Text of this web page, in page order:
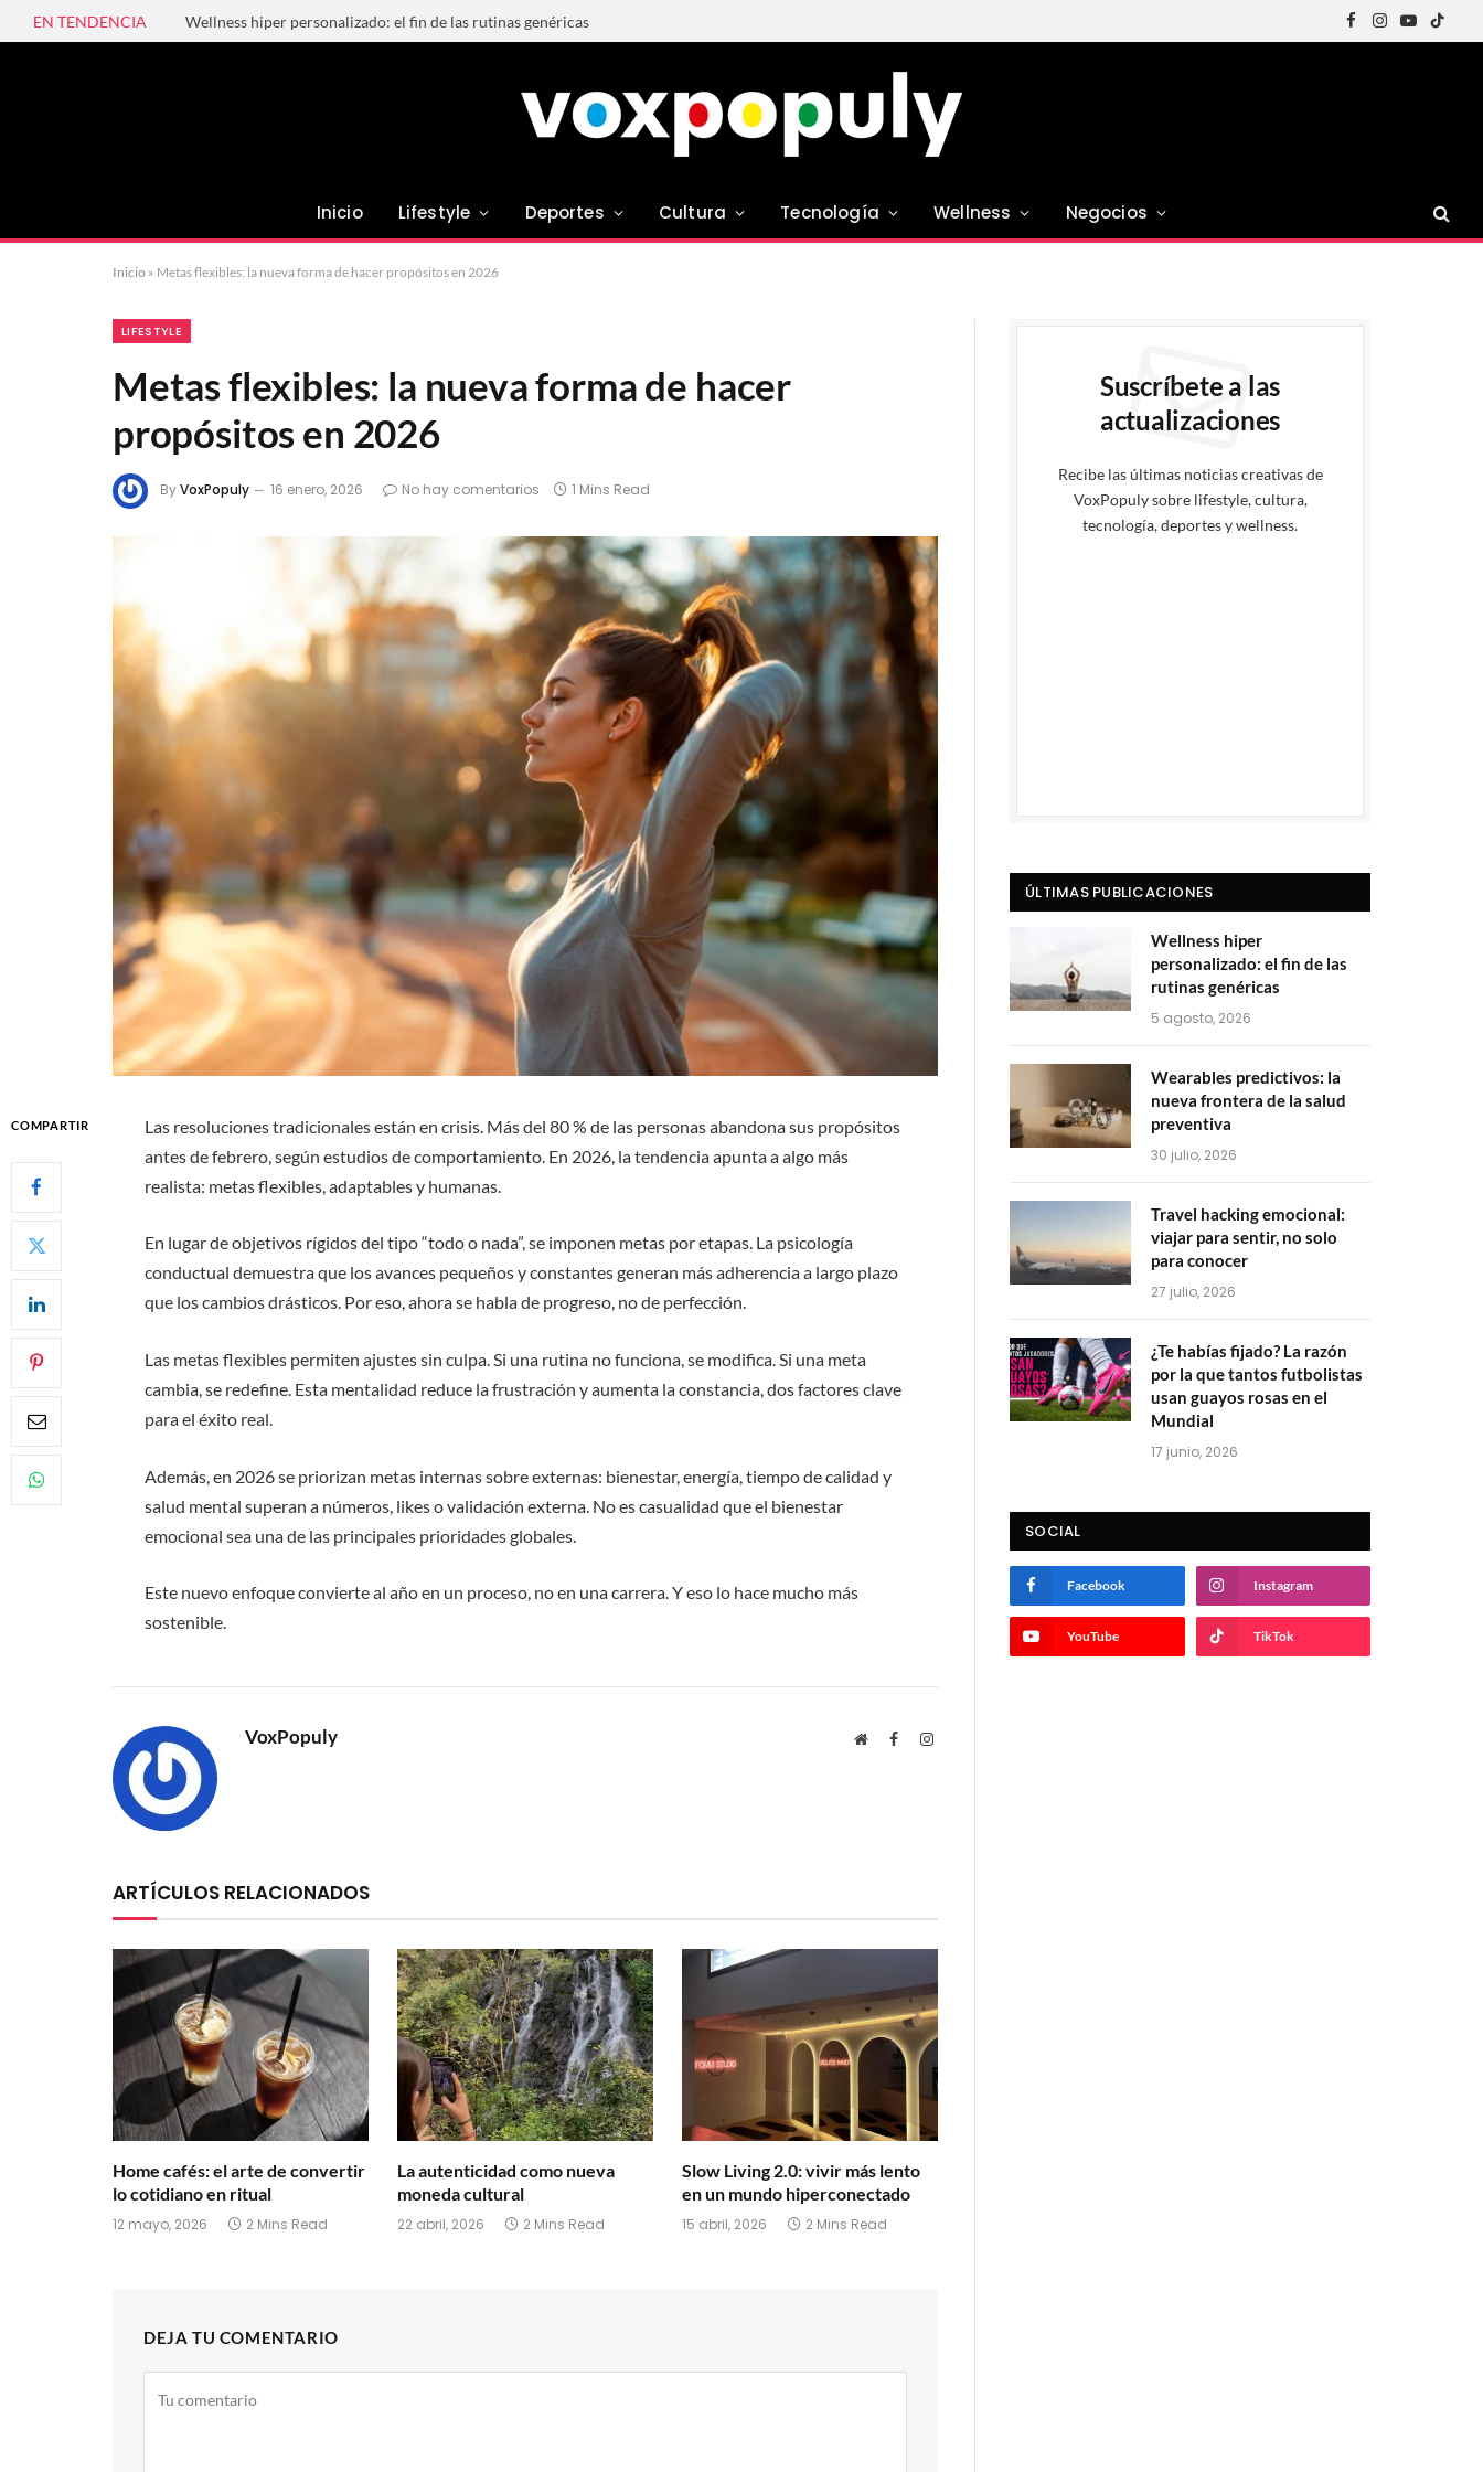
EN TENDENCIA Wellness hiper personalizado: el fin de las rutinas genéricas
Facebook
Instagram
YouTube
TikTok
Inicio Lifestyle Deportes Cultura Tecnología Wellness Negocios
Inicio » Metas flexibles: la nueva forma de hacer propósitos en 2026
LIFESTYLE
Metas flexibles: la nueva forma de hacer
propósitos en 2026
ByVoxPopuly 16 enero, 2026 No hay comentarios 1 Mins Read
COMPARTIR
Las resoluciones tradicionales están en crisis. Más del 80 % de las personas abandona sus propósitos
antes de febrero, según estudios de comportamiento. En 2026, la tendencia apunta a algo más
realista: metas flexibles, adaptables y humanas.
En lugar de objetivos rígidos del tipo “todo o nada”, se imponen metas por etapas. La psicología
conductual demuestra que los avances pequeños y constantes generan más adherencia a largo plazo
que los cambios drásticos. Por eso, ahora se habla de progreso, no de perfección.
Las metas flexibles permiten ajustes sin culpa. Si una rutina no funciona, se modifica. Si una meta
cambia, se redefine. Esta mentalidad reduce la frustración y aumenta la constancia, dos factores clave
para el éxito real.
Además, en 2026 se priorizan metas internas sobre externas: bienestar, energía, tiempo de calidad y
salud mental superan a números, likes o validación externa. No es casualidad que el bienestar
emocional sea una de las principales prioridades globales.
Este nuevo enfoque convierte al año en un proceso, no en una carrera. Y eso lo hace mucho más
sostenible.
VoxPopuly WebsiteFacebookInstagram
ARTÍCULOS RELACIONADOS
Home cafés: el arte de convertir
lo cotidiano en ritual
12 mayo, 2026 2 Mins Read
La autenticidad como nueva
moneda cultural
22 abril, 2026 2 Mins Read
Slow Living 2.0: vivir más lento
en un mundo hiperconectado
15 abril, 2026 2 Mins Read
DEJA TU COMENTARIO
Suscríbete a las
actualizaciones
Recibe las últimas noticias creativas de
VoxPopuly sobre lifestyle, cultura,
tecnología, deportes y wellness.
ÚLTIMAS PUBLICACIONES
Wellness hiper
personalizado: el fin de las
rutinas genéricas
5 agosto, 2026
Wearables predictivos: la
nueva frontera de la salud
preventiva
30 julio, 2026
Travel hacking emocional:
viajar para sentir, no solo
para conocer
27 julio, 2026
¿Te habías fijado? La razón
por la que tantos futbolistas
usan guayos rosas en el
Mundial
17 junio, 2026
SOCIAL
Facebook Instagram
YouTube TikTok